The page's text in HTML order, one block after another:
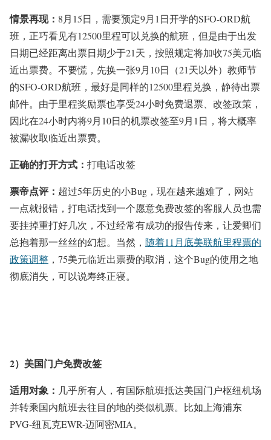
情景再现： 8月15日，需要预定9月1日开学的SFO-ORD航
班，正巧看见有12500里程可以兑换的航班，但是由于出发
日期已经距离出票日期少于21天，按照规定将加收75美元临
近出票费。不要慌，先换一张9月10日（21天以外）教师节
的SFO-ORD航班，最好是同样的12500里程兑换，静待出票
邮件。由于里程奖励票也享受24小时免费退票、改签政策，
因此在24小时内将9月10日的机票改签至9月1日，将大概率
被漏收取临近出票费。
正确的打开方式： 打电话改签
票帝点评： 超过5年历史的小Bug，现在越来越难了，网站
一点就报错，打电话找到一个愿意免费改签的客服人员也需
要挂掉重打好几次，不过经常有成功的报告传来，让爱卿们
总抱着那一丝丝的幻想。当然， 随着11月底美联航里程票的
政策调整 ，75美元临近出票费的取消，这个Bug的使用之地
彻底消失，可以说寿终正寝。
2）美国门户免费改签
适用对象： 几乎所有人，有国际航班抵达美国门户枢纽机场
并转乘国内航班去往目的地的类似机票。比如上海浦东
PVG-纽瓦克EWR-迈阿密MIA。